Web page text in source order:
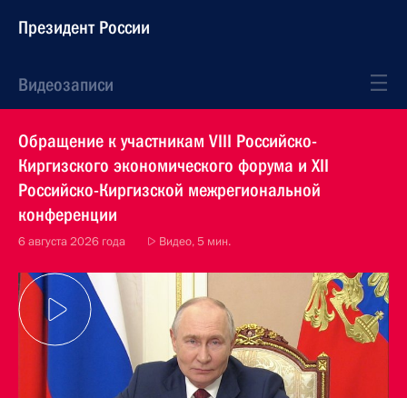
Президент России
Видеозаписи
Обращение к участникам VIII Российско-
Киргизского экономического форума и XII
Российско-Киргизской межрегиональной
конференции
6 августа 2026 года Видео, 5 мин.